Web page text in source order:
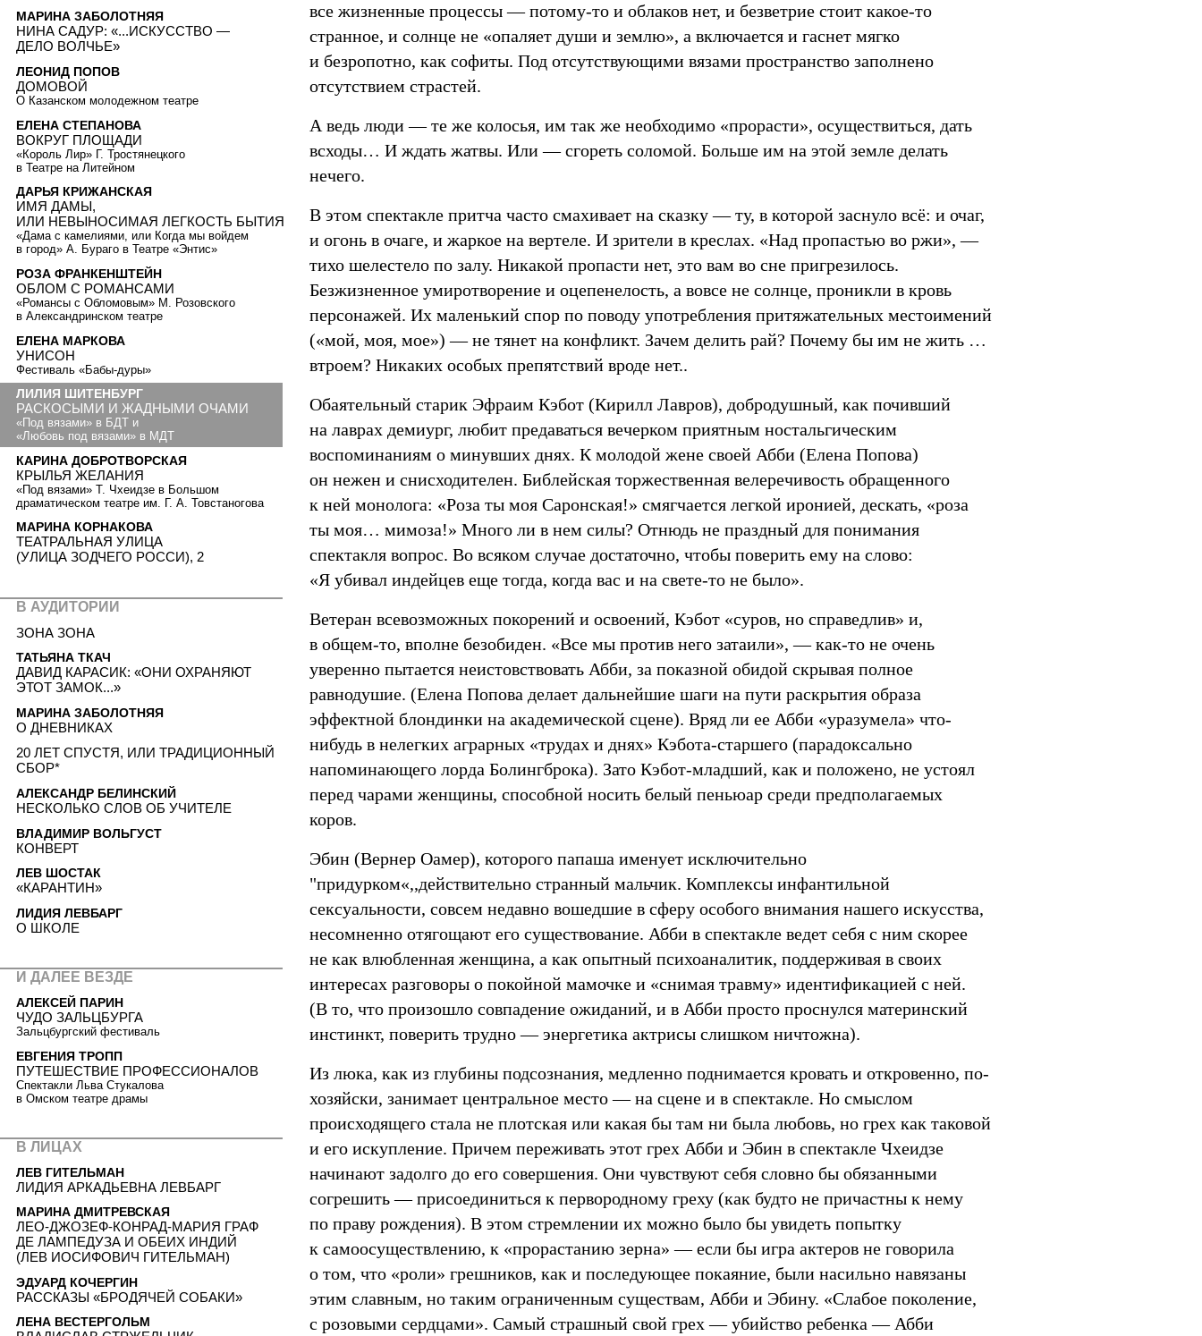
все жизненные процессы — потому-то и облаков нет, и безветрие стоит какое-то
странное, и солнце не «опаляет души и землю», а включается и гаснет мягко
и безропотно, как софиты. Под отсутствующими вязами пространство заполнено
отсутствием страстей.
А ведь люди — те же колосья, им так же необходимо «прорасти», осуществиться, дать
всходы… И ждать жатвы. Или — сгореть соломой. Больше им на этой земле делать
нечего.
В этом спектакле притча часто смахивает на сказку — ту, в которой заснуло всё: и очаг,
и огонь в очаге, и жаркое на вертеле. И зрители в креслах. «Над пропастью во ржи», —
тихо шелестело по залу. Никакой пропасти нет, это вам во сне пригрезилось.
Безжизненное умиротворение и оцепенелость, а вовсе не солнце, проникли в кровь
персонажей. Их маленький спор по поводу употребления притяжательных местоимений
(«мой, моя, мое») — не тянет на конфликт. Зачем делить рай? Почему бы им не жить …
втроем? Никаких особых препятствий вроде нет..
Обаятельный старик Эфраим Кэбот (Кирилл Лавров), добродушный, как почивший
на лаврах демиург, любит предаваться вечерком приятным ностальгическим
воспоминаниям о минувших днях. К молодой жене своей Абби (Елена Попова)
он нежен и снисходителен. Библейская торжественная велеречивость обращенного
к ней монолога: «Роза ты моя Саронская!» смягчается легкой иронией, дескать, «роза
ты моя… мимоза!» Много ли в нем силы? Отнюдь не праздный для понимания
спектакля вопрос. Во всяком случае достаточно, чтобы поверить ему на слово:
«Я убивал индейцев еще тогда, когда вас и на свете-то не было».
Ветеран всевозможных покорений и освоений, Кэбот «суров, но справедлив» и,
в общем-то, вполне безобиден. «Все мы против него затаили», — как-то не очень
уверенно пытается неистовствовать Абби, за показной обидой скрывая полное
равнодушие. (Елена Попова делает дальнейшие шаги на пути раскрытия образа
эффектной блондинки на академической сцене). Вряд ли ее Абби «уразумела» что-
нибудь в нелегких аграрных «трудах и днях» Кэбота-старшего (парадоксально
напоминающего лорда Болингброка). Зато Кэбот-младший, как и положено, не устоял
перед чарами женщины, способной носить белый пеньюар среди предполагаемых
коров.
Эбин (Вернер Оамер), которого папаша именует исключительно
"придурком«,,действительно странный мальчик. Комплексы инфантильной
сексуальности, совсем недавно вошедшие в сферу особого внимания нашего искусства,
несомненно отягощают его существование. Абби в спектакле ведет себя с ним скорее
не как влюбленная женщина, а как опытный психоаналитик, поддерживая в своих
интересах разговоры о покойной мамочке и «снимая травму» идентификацией с ней.
(В то, что произошло совпадение ожиданий, и в Абби просто проснулся материнский
инстинкт, поверить трудно — энергетика актрисы слишком ничтожна).
Из люка, как из глубины подсознания, медленно поднимается кровать и откровенно, по-
хозяйски, занимает центральное место — на сцене и в спектакле. Но смыслом
происходящего стала не плотская или какая бы там ни была любовь, но грех как таковой
и его искупление. Причем переживать этот грех Абби и Эбин в спектакле Чхеидзе
начинают задолго до его совершения. Они чувствуют себя словно бы обязанными
согрешить — присоединиться к первородному греху (как будто не причастны к нему
по праву рождения). В этом стремлении их можно было бы увидеть попытку
к самоосуществлению, к «прорастанию зерна» — если бы игра актеров не говорила
о том, что «роли» грешников, как и последующее покаяние, были насильно навязаны
этим славным, но таким ограниченным существам, Абби и Эбину. «Слабое поколение,
с розовыми сердцами». Самый страшный свой грех — убийство ребенка — Абби
МАРИНА ЗАБОЛОТНЯЯ
НИНА САДУР: «...ИСКУССТВО —
ДЕЛО ВОЛЧЬЕ»
ЛЕОНИД ПОПОВ
ДОМОВОЙ
О Казанском молодежном театре
ЕЛЕНА СТЕПАНОВА
ВОКРУГ ПЛОЩАДИ
«Король Лир» Г. Тростянецкого
в Театре на Литейном
ДАРЬЯ КРИЖАНСКАЯ
ИМЯ ДАМЫ,
ИЛИ НЕВЫНОСИМАЯ ЛЕГКОСТЬ БЫТИЯ
«Дама с камелиями, или Когда мы войдем
в город» А. Бураго в Театре «Энтис»
РОЗА ФРАНКЕНШТЕЙН
ОБЛОМ С РОМАНСАМИ
«Романсы с Обломовым» М. Розовского
в Александринском театре
ЕЛЕНА МАРКОВА
УНИСОН
Фестиваль «Бабы-дуры»
ЛИЛИЯ ШИТЕНБУРГ
РАСКОСЫМИ И ЖАДНЫМИ ОЧАМИ
«Под вязами» в БДТ и
«Любовь под вязами» в МДТ
КАРИНА ДОБРОТВОРСКАЯ
КРЫЛЬЯ ЖЕЛАНИЯ
«Под вязами» Т. Чхеидзе в Большом
драматическом театре им. Г. А. Товстаногова
МАРИНА КОРНАКОВА
ТЕАТРАЛЬНАЯ УЛИЦА
(УЛИЦА ЗОДЧЕГО РОССИ), 2
В АУДИТОРИИ
ЗОНА ЗОНА
ТАТЬЯНА ТКАЧ
ДАВИД КАРАСИК: «ОНИ ОХРАНЯЮТ
ЭТОТ ЗАМОК...»
МАРИНА ЗАБОЛОТНЯЯ
О ДНЕВНИКАХ
20 ЛЕТ СПУСТЯ, ИЛИ ТРАДИЦИОННЫЙ
СБОР*
АЛЕКСАНДР БЕЛИНСКИЙ
НЕСКОЛЬКО СЛОВ ОБ УЧИТЕЛЕ
ВЛАДИМИР ВОЛЬГУСТ
КОНВЕРТ
ЛЕВ ШОСТАК
«КАРАНТИН»
ЛИДИЯ ЛЕВБАРГ
О ШКОЛЕ
И ДАЛЕЕ ВЕЗДЕ
АЛЕКСЕЙ ПАРИН
ЧУДО ЗАЛЬЦБУРГА
Зальцбургский фестиваль
ЕВГЕНИЯ ТРОПП
ПУТЕШЕСТВИЕ ПРОФЕССИОНАЛОВ
Спектакли Льва Стукалова
в Омском театре драмы
В ЛИЦАХ
ЛЕВ ГИТЕЛЬМАН
ЛИДИЯ АРКАДЬЕВНА ЛЕВБАРГ
МАРИНА ДМИТРЕВСКАЯ
ЛЕО-ДЖОЗЕФ-КОНРАД-МАРИЯ ГРАФ
ДЕ ЛАМПЕДУЗА И ОБЕИХ ИНДИЙ
(ЛЕВ ИОСИФОВИЧ ГИТЕЛЬМАН)
ЭДУАРД КОЧЕРГИН
РАССКАЗЫ «БРОДЯЧЕЙ СОБАКИ»
ЛЕНА ВЕСТЕРГОЛЬМ